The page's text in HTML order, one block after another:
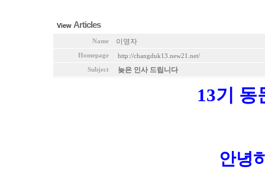
View Articles
Name 이영자
Homepage http://changduk13.new21.net/
Subject 늦은 인사 드립니다